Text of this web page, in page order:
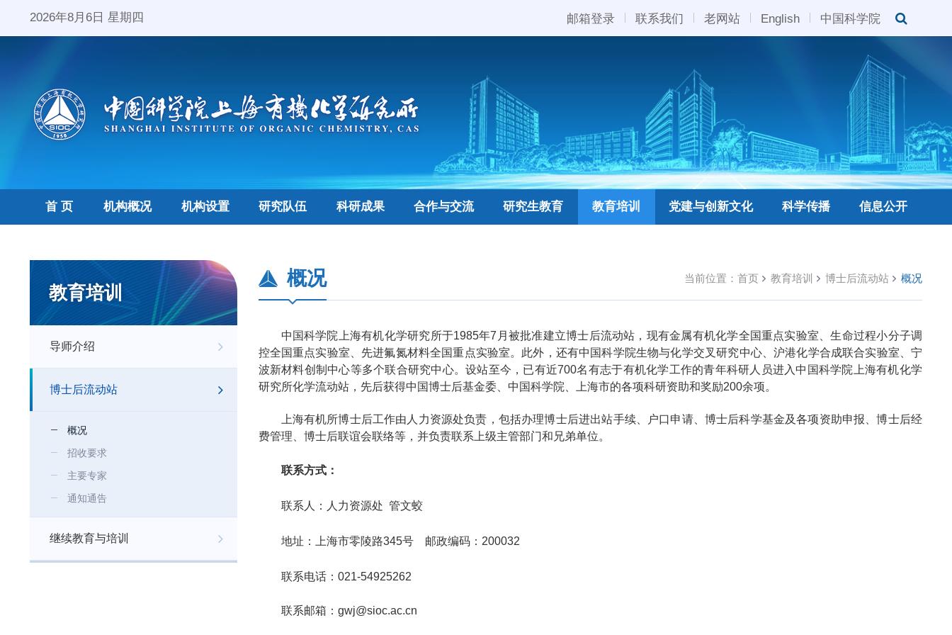
2026年8月6日 星期四 邮箱登录 联系我们 老网站 English 中国科学院
首 页 机构概况 机构设置 研究队伍 科研成果 合作与交流 研究生教育 教育培训 党建与创新文化 科学传播 信息公开
教育培训
导师介绍
博士后流动站
概况
招收要求
主要专家
通知通告
继续教育与培训
当前位置： 首页 教育培训 博士后流动站 概况
概况
中国科学院上海有机化学研究所于1985年7月被批准建立博士后流动站，现有金属有机化学全国重点实验室、生命过程小分子调
控全国重点实验室、先进氟氮材料全国重点实验室。此外，还有中国科学院生物与化学交叉研究中心、沪港化学合成联合实验室、宁
波新材料创制中心等多个联合研究中心。设站至今，已有近700名有志于有机化学工作的青年科研人员进入中国科学院上海有机化学
研究所化学流动站，先后获得中国博士后基金委、中国科学院、上海市的各项科研资助和奖励200余项。
上海有机所博士后工作由人力资源处负责，包括办理博士后进出站手续、户口申请、博士后科学基金及各项资助申报、博士后经
费管理、博士后联谊会联络等，并负责联系上级主管部门和兄弟单位。
联系方式：
联系人：人力资源处 管文蛟
地址：上海市零陵路345号 邮政编码： 200032
联系电话： 021-54925262
联系邮箱：gwj@sioc.ac.cn